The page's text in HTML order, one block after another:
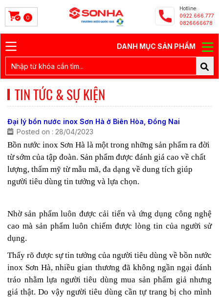
0
Hotline:
0922.666.777
0826666678
DANH MỤC SẢN PHẨM
TIN TỨC & SỰ KIỆN
Đại lý bồn nước inox Sơn Hà ở Biên Hòa, Đồng Nai
Posted on : 28/04/2023
Bồn nước inox Sơn Hà là một trong những sản phẩm ra đời
từ sớm của tập đoàn. Sản phẩm được đánh giá cao về chất
lượng, thẩm mỹ từ mẫu mã, đa dạng về dung tích giúp
người tiêu dùng tin tưởng và lựa chọn.
Nhờ sản phẩm luôn được cải tiến và ứng dụng công nghệ
cao mà sản phẩm luôn chiếm được lòng tin của người sử
dụng.
Thấy rõ được sự tin tưởng của người tiêu dùng về bồn nước
inox Sơn Hà, nhiều gian thương đã không ngần ngại đánh
tráo nhằm lựa người tiêu dùng mua sản phẩm giả nhưng
giá thật.Do vậy người tiêu dùng cần tự trang bị cho mình